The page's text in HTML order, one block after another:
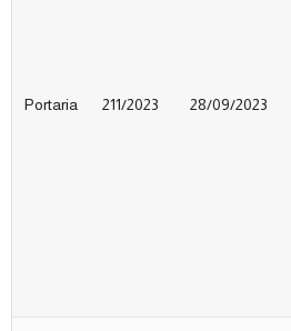
Portaria 211/2023 28/09/2023